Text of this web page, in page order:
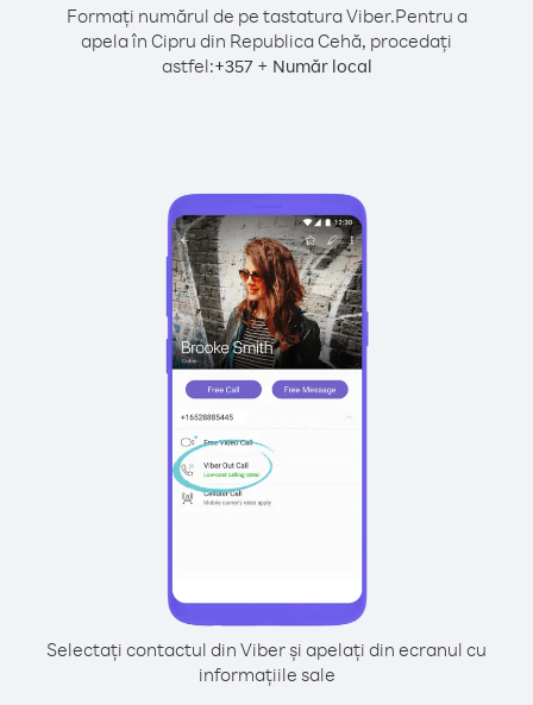
Formați numărul de pe tastatura Viber.Pentru a
apela în Cipru din Republica Cehă, procedați
astfel:+357+ Număr local
Selectați contactul din Viber și apelați din ecranul cu
informațiile sale